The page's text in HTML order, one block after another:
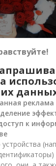
доставок
этот товар
реклама
к